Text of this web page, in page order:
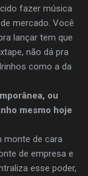
fazer música
mercado. Você
lançar tem que
não dá pra
como a da
ou
mesmo hoje
monte de cara
de empresa e
esse poder,